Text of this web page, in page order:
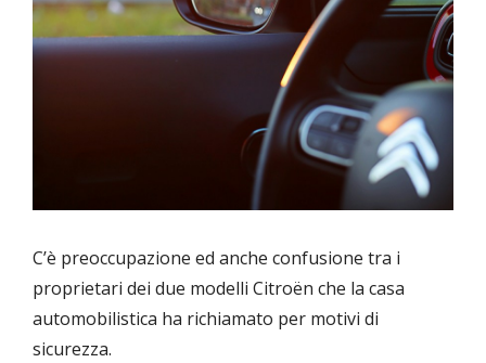
C’è preoccupazione ed anche confusione tra i
proprietari dei due modelli Citroën che la casa
automobilistica ha richiamato per motivi di
sicurezza.